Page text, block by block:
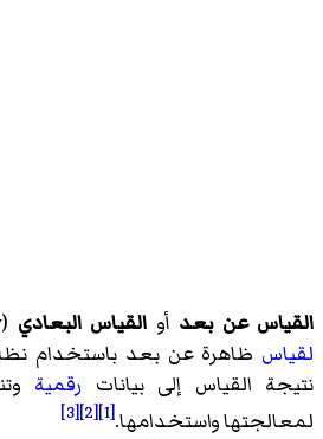
القياس عن بعد أو القياس البعادي (
لقياس ظاهرة عن بعد باستخدام
نتيجة القياس إلى بيانات رقمية
لمعالجتها واستخدامها.[1]
[2]
[3]